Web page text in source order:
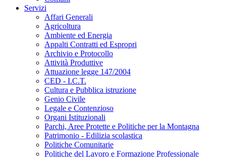
Servizi
Affari Generali
Agricoltura
Ambiente ed Energia
Appalti Contratti ed Espropri
Archivio e Protocollo
Attività Produttive
Attuazione legge 147/2004
CED - I.C.T.
Cultura e Pubblica istruzione
Genio Civile
Legale e Contenzioso
Organi Istituzionali
Parchi, Aree Protette e Politiche per la Montagna
Patrimonio - Edilizia scolastica
Politiche Comunitarie
Politiche del Lavoro e Formazione Professionale